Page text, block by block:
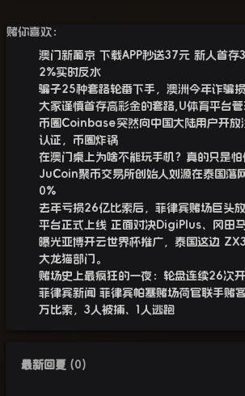
赌你喜欢：
澳门新葡京 下载APP秒送37元 新人首存
2%实时反水
骗子25种套路轮番下手，澳洲今年诈骗
大家谨慎首存高彩金的套路,U体育平台
币圈Coinbase突然向中国大陆用户开放
认证，币圈炸锅
在澳门桌上为啥不能玩手机？真的只是怕
JuCoin聚币交易所创始人刘源在泰国落
0%
去年亏损26亿比索后，菲律宾赌场巨头
平台正式上线 正面对决DigiPlus、冈田
曝光亚博开云世界杯推广，泰国这边
大龙猫部门。
赌场史上最疯狂的一夜：轮盘连续26次
菲律宾新闻 菲律宾帕塞赌场荷官联手赌
万比索，3人被捕、1人逃跑
最新回复 (0 )